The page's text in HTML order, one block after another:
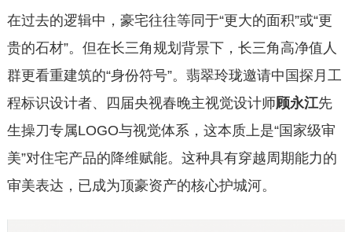
在过去的逻辑中，豪宅往往等同于“更大的面积”或“更
贵的石材”。但在长三角规划背景下，长三角高净值人
群更看重建筑的“身份符号”。翡翠玲珑邀请中国探月工
程标识设计者、四届央视春晚主视觉设计师顾永江先
生操刀专属LOGO与视觉体系，这本质上是“国家级审
美”对住宅产品的降维赋能。这种具有穿越周期能力的
审美表达，已成为顶豪资产的核心护城河。